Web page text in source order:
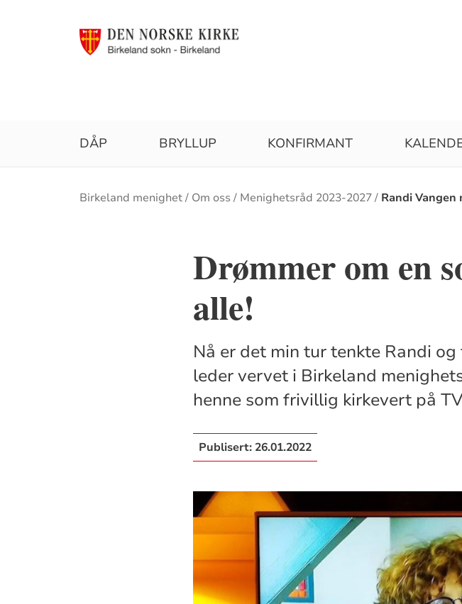
DÅP BRYLLUP KONFIRMANT
Brødsmulesti
Birkeland menighet Om oss Menighetsråd 2023-2027 Randi
Drømmer om en
alle!
Nå er det min tur tenkte Randi
leder vervet i Birkeland
henne som frivillig kirkevert på
Publisert: 26.01.2022